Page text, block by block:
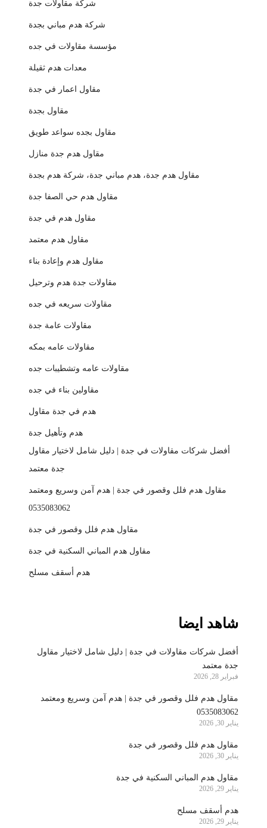
شركة مقاولات جدة
شركة هدم مباني بجدة
مؤسسة مقاولات في جده
معدات هدم ثقيلة
مقاول اعمار في جدة
مقاول بجدة
مقاول بجده سواعد طويق
مقاول هدم جدة منازل
مقاول هدم جدة، هدم مباني جدة، شركة هدم بجدة
مقاول هدم حي الصفا جدة
مقاول هدم في جدة
مقاول هدم معتمد
مقاول هدم وإعادة بناء
مقاولات جدة هدم وترحيل
مقاولات سريعه في جده
مقاولات عامة جدة
مقاولات عامه بمكه
مقاولات عامه وتشطيبات جده
مقاولين بناء في جده
هدم في جدة مقاول
هدم وتأهيل جدة
أفضل شركات مقاولات في جدة | دليل شامل لاختيار مقاول
جدة معتمد
مقاول هدم فلل وقصور في جدة | هدم آمن وسريع ومعتمد
0535083062
مقاول هدم فلل وقصور في جدة
مقاول هدم المباني السكنية في جدة
هدم أسقف مسلح
شاهد ايضا
أفضل شركات مقاولات في جدة | دليل شامل لاختيار مقاول
جدة معتمد
فبراير 28, 2026
مقاول هدم فلل وقصور في جدة | هدم آمن وسريع ومعتمد
0535083062
يناير 30, 2026
مقاول هدم فلل وقصور في جدة
يناير 30, 2026
مقاول هدم المباني السكنية في جدة
يناير 29, 2026
هدم أسقف مسلح
يناير 29, 2026